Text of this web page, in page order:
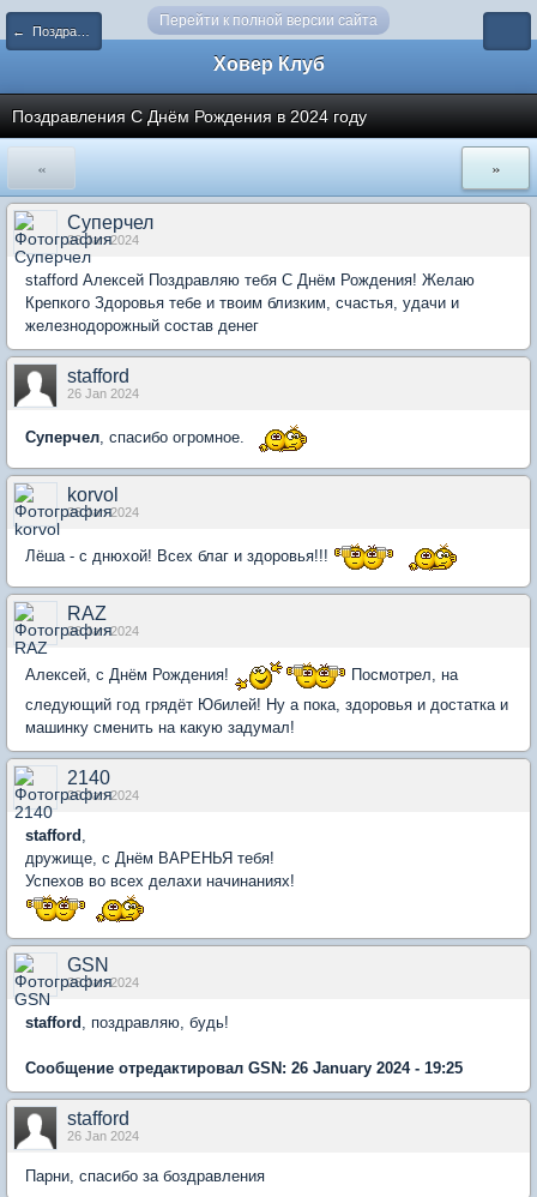
Перейти к полной версии сайта
← Поздравления
Ховер Клуб
Поздравления С Днём Рождения в 2024 году
« »
Суперчел
26 Jan 2024
stafford Алексей Поздравляю тебя С Днём Рождения! Желаю
Крепкого Здоровья тебе и твоим близким, счастья, удачи и
железнодорожный состав денег
stafford
26 Jan 2024
Суперчел, спасибо огромное.
korvol
26 Jan 2024
Лёша - с днюхой! Всех благ и здоровья!!!
RAZ
26 Jan 2024
Алексей, с Днём Рождения!
Посмотрел, на
следующий год грядёт Юбилей! Ну а пока, здоровья и достатка и
машинку сменить на какую задумал!
2140
26 Jan 2024
stafford ,
дружище, с Днём ВАРЕНЬЯ тебя!
Успехов во всех делахи начинаниях!
GSN
26 Jan 2024
stafford , поздравляю, будь!
Сообщение отредактировал GSN: 26 January 2024 - 19:25
stafford
26 Jan 2024
Парни, спасибо за боздравления